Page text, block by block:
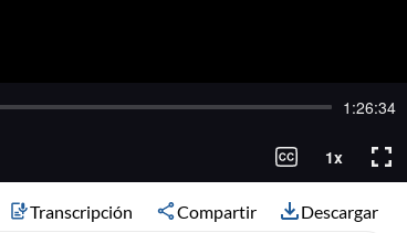
Transcripción Compartir Descargar